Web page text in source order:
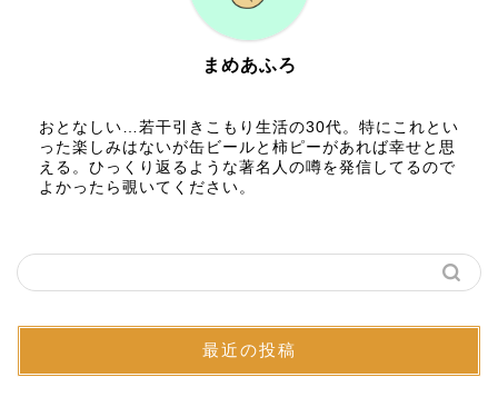
まめあふろ
おとなしい…若干引きこもり生活の30代。特にこれとい
った楽しみはないが缶ビールと柿ピーがあれば幸せと思
える。ひっくり返るような著名人の噂を発信してるので
よかったら覗いてください。
最近の投稿